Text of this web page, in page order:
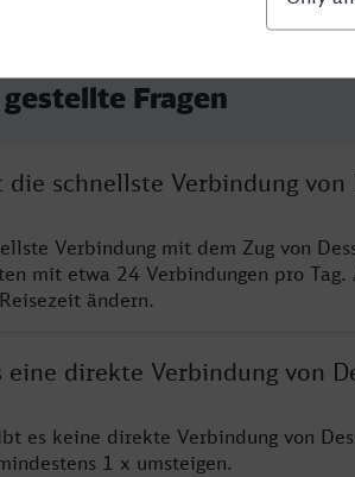
Fragen
die schnellste Verbindung von
Verbindung mit dem Zug von
mit etwa 24 Verbindungen pro Tag.
ändern.
eine direkte Verbindung von
es keine direkte Verbindung von
1 x umsteigen.